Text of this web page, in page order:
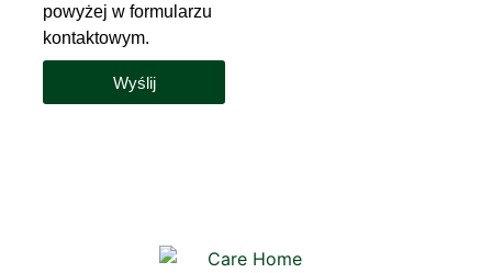
powyżej w formularzu
kontaktowym.
Wyślij